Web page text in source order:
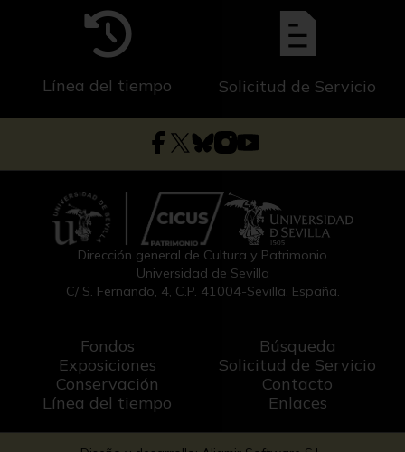
Línea del tiempo Solicitud de Servicio
Dirección general de Cultura y Patrimonio
Universidad de Sevilla
C/ S. Fernando, 4, C.P. 41004-Sevilla, España.
Fondos
Exposiciones
Conservación
Línea del tiempo
Búsqueda
Solicitud de Servicio
Contacto
Enlaces